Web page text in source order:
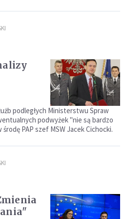
podległych Ministerstwu Spraw
podwyżek "nie są bardzo
PAP szef MSW Jacek Cichocki.